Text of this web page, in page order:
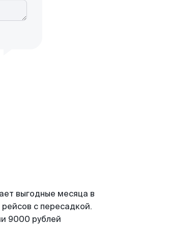
выгодные месяца в
с пересадкой.
9000 рублей